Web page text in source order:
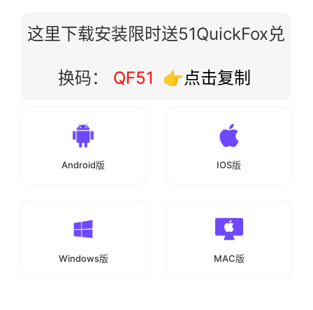
这里下载安装限时送51QuickFox兑
换码： QF51 👉点击复制
Android版 IOS版
Windows版 MAC版